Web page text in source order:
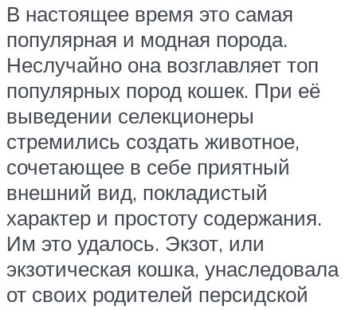
В настоящее время это самая
популярная и модная порода.
Неслучайно она возглавляет топ
популярных пород кошек. При её
выведении селекционеры
стремились создать животное,
сочетающее в себе приятный
внешний вид, покладистый
характер и простоту содержания.
Им это удалось. Экзот, или
экзотическая кошка, унаследовала
от своих родителей персидской